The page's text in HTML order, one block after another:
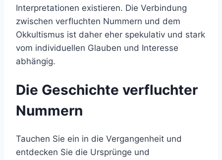
Interpretationen existieren. Die Verbindung
zwischen verfluchten Nummern und dem
Okkultismus ist daher eher spekulativ und stark
vom individuellen Glauben und Interesse
abhängig.
Die Geschichte verfluchter
Nummern
Tauchen Sie ein in die Vergangenheit und
entdecken Sie die Ursprünge und